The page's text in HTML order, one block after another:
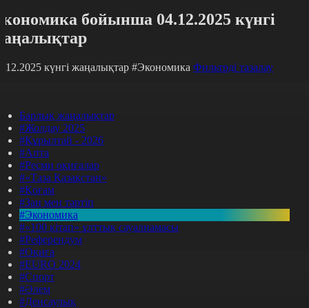
бойынша 04.12.2025 күнгі
күнгі жаңалықтар #Экономика Фильтрді тазалау
Барлық жаңалықтар
#Жолдау 2025
#Құрылтай - 2026
#Апта
#Ресми оқиғалар
#«Таза Қазақстан»
#Қоғам
#Заң мен тәртіп
#Экономика
#«100 кітап» ұлттық сауалнамасы
#Референдум
#Оқиға
#EURO 2024
#Спорт
#Әлем
#Денсаулық